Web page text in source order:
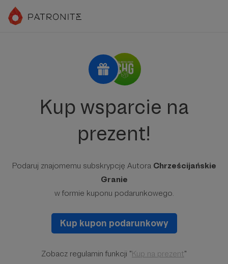
Kup wsparcie na
prezent!
Podaruj znajomemu subskrypcję Autora Chrześcijańskie
Granie
w formie kuponu podarunkowego.
Kup kupon podarunkowy
Zobacz regulamin funkcji "Kup na prezent"